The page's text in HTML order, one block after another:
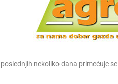
nekoliko dana primećuje